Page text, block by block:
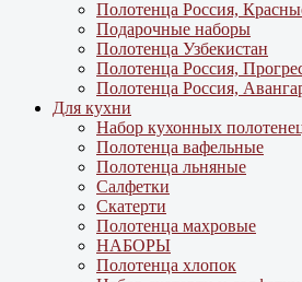
Полотенца Россия,
Подарочные наборы
Полотенца Узбекистан
Полотенца Россия,
Полотенца Россия,
Для кухни
Набор кухонных
Полотенца вафельные
Полотенца льняные
Салфетки
Скатерти
Полотенца махровые
НАБОРЫ
Полотенца хлопок